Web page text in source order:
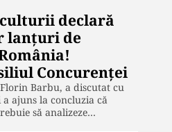
declară
lanțuri de
Concurenței
Barbu, a discutat cu
ajuns la concluzia că
să analizeze…